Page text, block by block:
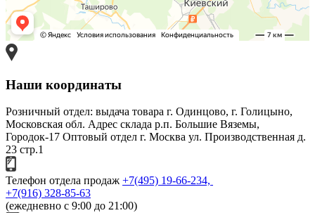
Наши координаты
Розничный отдел: выдача товара г. Одинцово, г. Голицыно,
Московская обл. Адрес склада р.п. Большие Вяземы,
Городок-17 Оптовый отдел г. Москва ул. Производственная д.
23 стр.1
Телефон отдела продаж +7(495) 19-66-234,
+7(916) 328-85-63
(ежедневно с 9:00 до 21:00)